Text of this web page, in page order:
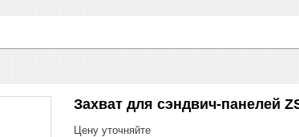
Захват для сэндвич-панелей
Цену уточняйте